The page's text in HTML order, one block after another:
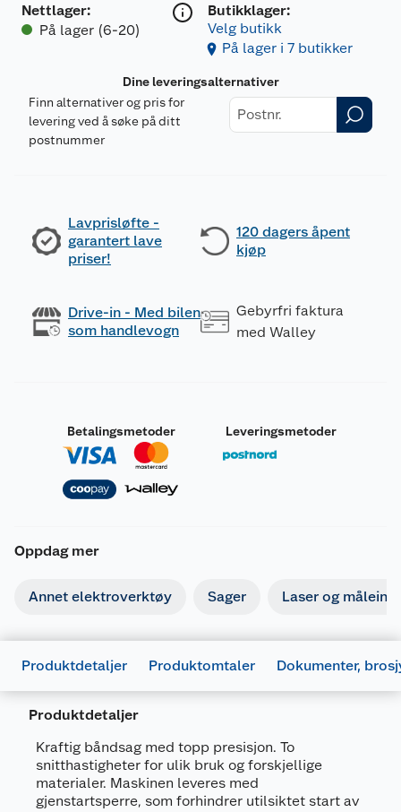
Nettlager:
På lager (6-20)
Butikklager:
Velg butikk
På lager i 7 butikker
Dine leveringsalternativer
Finn alternativer og pris for
levering ved å søke på ditt
postnummer
Lavprisløfte -
garantert lave
priser!
120 dagers åpent
kjøp
Drive-in - Med bilen
som handlevogn
Gebyrfri faktura
med Walley
Betalingsmetoder Leveringsmetoder
Oppdag mer
Annet elektroverktøy Sager Laser og
Produktdetaljer Produktomtaler Dokumenter,
Produktdetaljer
Kraftig båndsag med topp presisjon. To
snitthastigheter for ulik bruk og forskjellige
materialer. Maskinen leveres med
gjenstartsperre, som forhindrer utilsiktet start av